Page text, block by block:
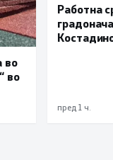
во
во
Работна
пред 1 ч.